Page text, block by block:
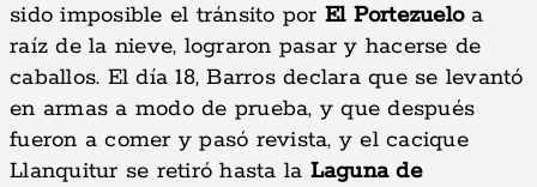
sido imposible el tránsito por El Portezueloa
raíz de la nieve, lograron pasar y hacerse de
caballos. El día 18, Barros declara que se levantó
en armas a modo de prueba, y que después
fueron a comer y pasó revista, y el cacique
Llanquitur se retiró hasta la Laguna de